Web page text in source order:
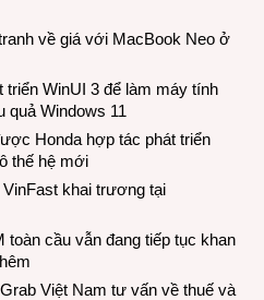
về giá với MacBook Neo ở
triển WinUI 3 để làm máy tính
quả Windows 11
Honda hợp tác phát triển
thế hệ mới
khai trương tại
cầu vẫn đang tiếp tục khan
Việt Nam tư vấn về thuế và